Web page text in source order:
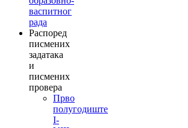
васпитног
рада
Распоред
писмених
задатака
и
писмених
провера
Прво
полугодиште
I-